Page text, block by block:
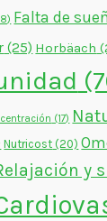
Falta de
(25) Horbäach
(17)
Nutricost (20)
y